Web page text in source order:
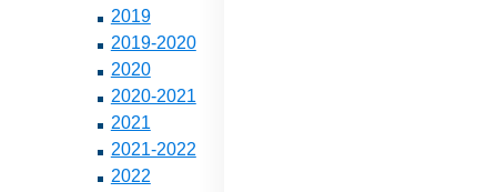
2019
2019-2020
2020
2020-2021
2021
2021-2022
2022